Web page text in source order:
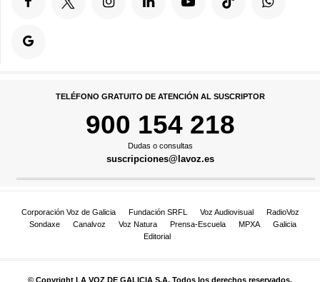
TELÉFONO GRATUITO DE ATENCIÓN AL SUSCRIPTOR
900 154 218
Dudas o consultas
suscripciones@lavoz.es
Corporación Voz de Galicia Fundación SRFL Voz Audiovisual
RadioVoz
Sondaxe
Canalvoz Voz Natura Prensa-Escuela MPXA
Galicia
Editorial
© Copyright LA VOZ DE GALICIA S.A. Todos los derechos reservados.